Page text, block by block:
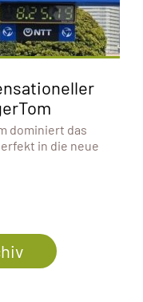
dominiert das
in die neue